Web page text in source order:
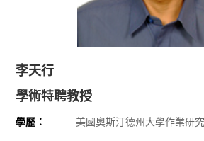
李天行
學術特聘教授
學歷： 美國奧斯汀德州大學作業研